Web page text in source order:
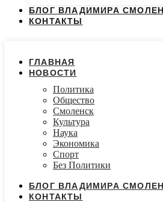
БЛОГ ВЛАДИМИРА
КОНТАКТЫ
ГЛАВНАЯ
НОВОСТИ
Политика
Общество
Смоленск
Культура
Наука
Экономика
Спорт
Без Политики
БЛОГ ВЛАДИМИРА
КОНТАКТЫ